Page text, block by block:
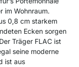
im Wohnraum.
0,8 cm starkem
Ecken sorgen
Träger FLAC ist
seine moderne
ist aus